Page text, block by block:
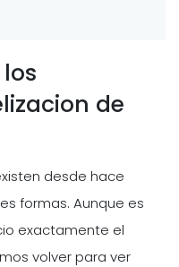
de
desde hace
formas. Aunque es
exactamente el
volver para ver